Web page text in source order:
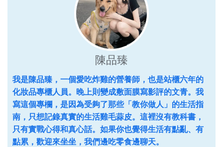
陳品臻
我是陳品臻，一個愛吃炸雞的營養師，也是站櫃六年的
化妝品專櫃人員。晚上則變成敷面膜寫影評的文青。我
寫這個專欄，是因為受夠了那些「教你做人」的生活指
南，只想記錄真實的生活雞毛蒜皮。這裡沒有教科書，
只有實戰心得和真心話。如果你也覺得生活有點亂、有
點累，歡迎來坐坐，我們邊吃零食邊聊天。